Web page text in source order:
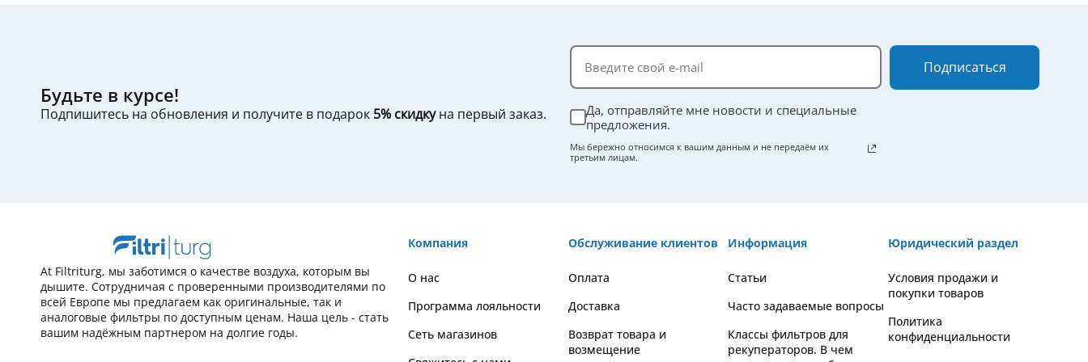
Будьте в курсе!
Подпишитесь на обновления и получите в подарок 5% скидкуна первый заказ.
Да, отправляйте мне новости и специальные
предложения.
Мы бережно относимся к вашим данным и не передаём их
третьим лицам.
Подписаться
At Filtriturg, мы заботимся о качестве воздуха, которым вы
дышите. Сотрудничая с проверенными производителями по
всей Европе мы предлагаем как оригинальные, так и
аналоговые фильтры по доступным ценам. Наша цель - стать
вашим надёжным партнером на долгие годы.
Компания
О нас
Программа лояльности
Сеть магазинов
Обслуживание клиентов
Оплата
Доставка
Возврат товара и
возмещение
Информация
Статьи
Часто задаваемые вопросы
Классы фильтров для
рекуператоров. В чем
Юридический раздел
Условия продажи и
покупки товаров
Политика
конфиденциальности